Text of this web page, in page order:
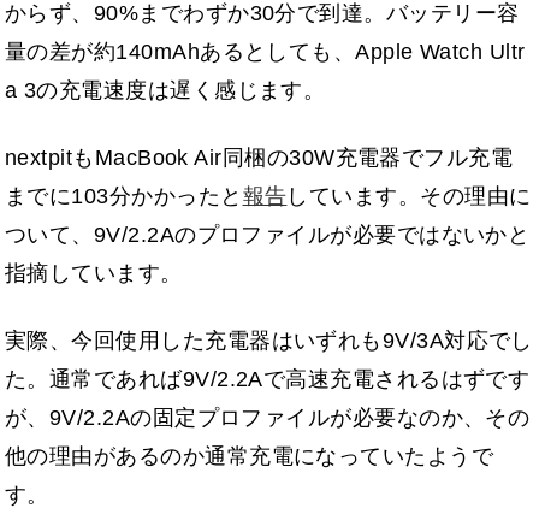
からず、90%までわずか30分で到達。バッテリー容
量の差が約140mAhあるとしても、Apple Watch Ultr
a 3の充電速度は遅く感じます。
nextpitもMacBook Air同梱の30W充電器でフル充電
までに103分かかったと 報告しています。その理由に
ついて、9V/2.2Aのプロファイルが必要ではないかと
指摘しています。
実際、今回使用した充電器はいずれも9V/3A対応でし
た。通常であれば9V/2.2Aで高速充電されるはずです
が、9V/2.2Aの固定プロファイルが必要なのか、その
他の理由があるのか通常充電になっていたようで
す。